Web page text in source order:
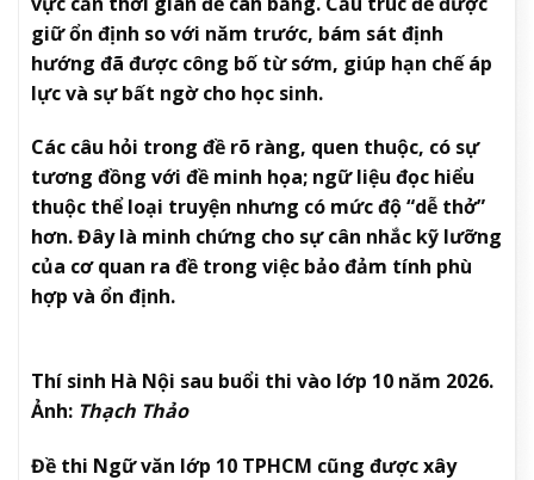
giữ ổn định so với năm trước, bám sát định
hướng đã được công bố từ sớm, giúp hạn chế áp
lực và sự bất ngờ cho học sinh.
Các câu hỏi trong đề rõ ràng, quen thuộc, có sự
tương đồng với đề minh họa; ngữ liệu đọc hiểu
thuộc thể loại truyện nhưng có mức độ “dễ thở”
hơn. Đây là minh chứng cho sự cân nhắc kỹ lưỡng
của cơ quan ra đề trong việc bảo đảm tính phù
hợp và ổn định.
Thí sinh Hà Nội sau buổi thi vào lớp 10 năm 2026.
Ảnh: Thạch Thảo
Đề thi Ngữ văn lớp 10 TPHCM cũng được xây